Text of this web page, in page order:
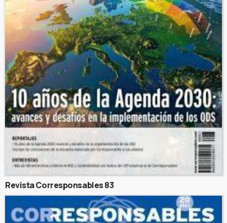
Revista Corresponsables 83